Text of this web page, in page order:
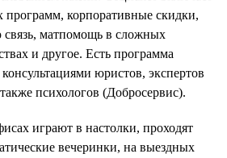
корпоративные скидки,
матпомощь в сложных
и другое. Есть программа
юристов, экспертов
психологов (Добросервис).
играют в настолки, проходят
вечеринки, на выездных